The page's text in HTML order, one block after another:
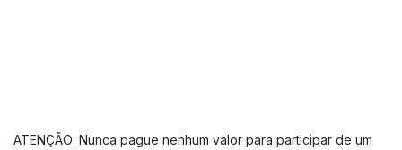
ATENÇÃO: Nunca pague nenhum valor para participar de um